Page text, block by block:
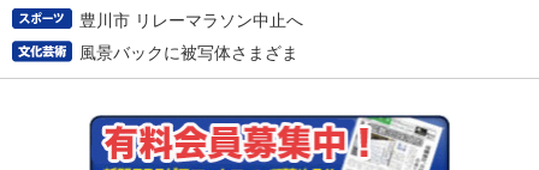
豊川市 リレーマラソン中止へ
風景バックに被写体さまざま